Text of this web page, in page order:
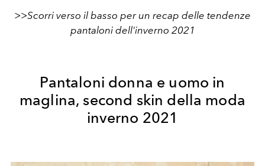
>>Scorri verso il basso per un recap delle tendenze
pantaloni dell'inverno 2021
Pantaloni donna e uomo in
maglina, second skin della moda
inverno 2021